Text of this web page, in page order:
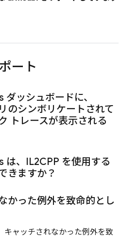
ート
ダッシュボードに、
のシンボリケートされて
トレースが表示される
は、IL2CPP を使用する
きますか？
かった例外を致命的とし
キャッチされなかった例外を致